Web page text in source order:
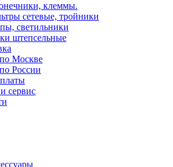
клеммы.
сетевые, тройники
светильники
штепсельные
Москве
России
сервис